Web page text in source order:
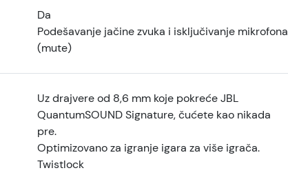
Da
Podešavanje jačine zvuka i isključivanje mikrofona
(mute)
Uz drajvere od 8,6 mm koje pokreće JBL
QuantumSOUND Signature, čućete kao nikada
pre.
Optimizovano za igranje igara za više igrača.
Twistlock